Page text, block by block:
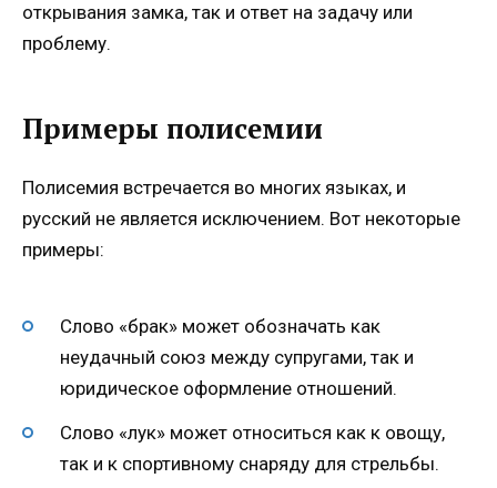
открывания замка, так и ответ на задачу или
проблему.
Примеры полисемии
Полисемия встречается во многих языках, и
русский не является исключением. Вот некоторые
примеры:
Слово «брак» может обозначать как
неудачный союз между супругами, так и
юридическое оформление отношений.
Слово «лук» может относиться как к овощу,
так и к спортивному снаряду для стрельбы.